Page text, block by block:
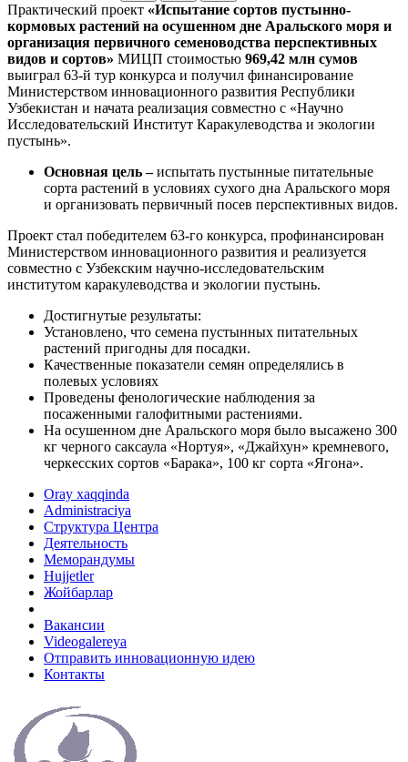
Практический проект «Испытание сортов пустынно-
кормовых растений на осушенном дне Аральского моря и
организация первичного семеноводства перспективных
видов и сортов» МИЦП стоимостью 969,42 млн сумов
выиграл 63-й тур конкурса и получил финансирование
Министерством инновационного развития Республики
Узбекистан и начата реализация совместно с «Научно
Исследовательский Институт Каракулеводства и экологии
пустынь».
Основная цель –испытать пустынные питательные
сорта растений в условиях сухого дна Аральского моря
и организовать первичный посев перспективных видов.
Проект стал победителем 63-го конкурса, профинансирован
Министерством инновационного развития и реализуется
совместно с Узбекским научно-исследовательским
институтом каракулеводства и экологии пустынь.
Достигнутые результаты:
Установлено, что семена пустынных питательных
растений пригодны для посадки.
Качественные показатели семян определялись в
полевых условиях
Проведены фенологические наблюдения за
посаженными галофитными растениями.
На осушенном дне Аральского моря было высажено 300
кг черного саксаула «Нортуя», «Джайхун» кремневого,
черкесских сортов «Барака», 100 кг сорта «Ягона».
Oray xaqqinda
Administraciya
Структура Центра
Деятельность
Меморандумы
Hujjetler
Жойбарлар
Вакансии
Videogalereya
Отправить инновационную идею
Контакты